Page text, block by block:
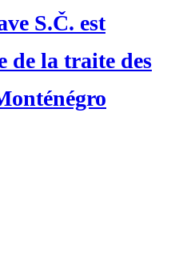
S.Č. est
de la traite des